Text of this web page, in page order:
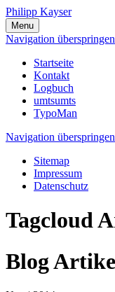
Philipp Kayser
Menu
Navigation überspringen
Startseite
Kontakt
Logbuch
umtsumts
TypoMan
Navigation überspringen
Sitemap
Impressum
Datenschutz
Tagcloud
Blog